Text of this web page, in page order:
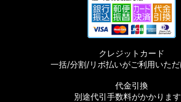
【シマノ】17サステイン［SUSTAIN］対応 カ
【シマノ】11バイオマスター［BIOMASTER
【シマノ】08バイオマスター［BIOMASTER
クレジットカード
一括/分割/リボ払いがご利用いただ
代金引換
別途代引手数料がかかります